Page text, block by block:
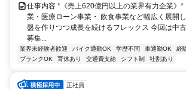
仕事内容 *《売上620億円以上の業界有力企業》*
業・医療ローン事業・ 飲食事業など幅広く展開
盤を作りつつ成長を続けるフレックス 今回は中
募集...
業界未経験者歓迎 バイク通勤OK 学歴不問 車通勤OK 経
ブランクOK
育休あり 交通費支給 シフト制 社割あり
正社員